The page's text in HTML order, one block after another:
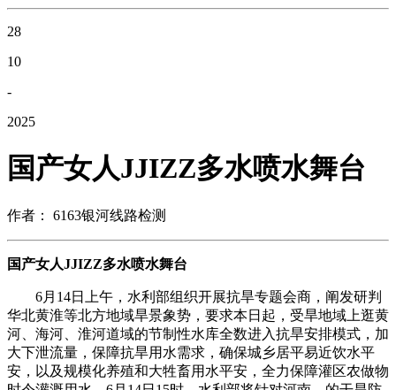
28
10
-
2025
国产女人JJIZZ多水喷水舞台
作者： 6163银河线路检测
国产女人JJIZZ多水喷水舞台
6月14日上午，水利部组织开展抗旱专题会商，阐发研判
华北黄淮等北方地域旱景象势，要求本日起，受旱地域上逛黄
河、海河、淮河道域的节制性水库全数进入抗旱安排模式，加
大下泄流量，保障抗旱用水需求，确保城乡居平易近饮水平
安，以及规模化养殖和大牲畜用水平安，全力保障灌区农做物